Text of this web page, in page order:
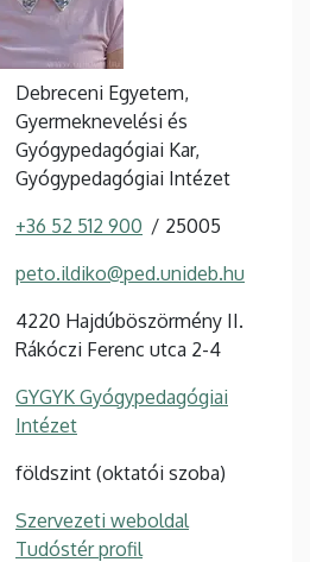
Debreceni Egyetem,
Gyermeknevelési és
Gyógypedagógiai Kar,
Gyógypedagógiai Intézet
+36 52 512 900 25005
peto.ildiko@ped.unideb.hu
4220 Hajdúböszörmény II.
Rákóczi Ferenc utca 2-4
GYGYK Gyógypedagógiai
Intézet
földszint (oktatói szoba)
Szervezeti weboldal
Tudóstér profil